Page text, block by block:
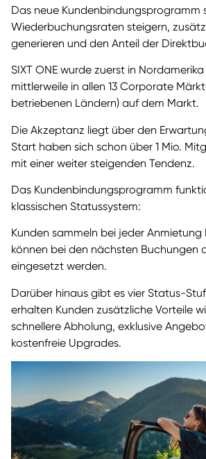
Das neue Kundenbindungsprogramm
Wiederbuchungsraten steigern,
generieren und den Anteil der
SIXT ONE wurde zuerst in
mittlerweile in allen 13 Corporate
betriebenen Ländern) auf dem Markt.
Die Akzeptanz liegt über den
Start haben sich schon über 1 Mio.
mit einer weiter steigenden Tendenz.
Das Kundenbindungsprogramm
klassischen Statussystem:
Kunden sammeln bei jeder Anmietung
können bei den nächsten Buchungen
eingesetzt werden.
Darüber hinaus gibt es vier Status-
erhalten Kunden zusätzliche Vorteile
schnellere Abholung, exklusive
kostenfreie Upgrades.